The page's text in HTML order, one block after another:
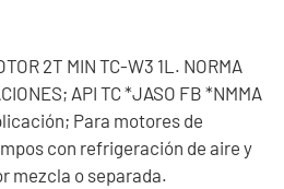
2T MIN TC-W3 1L. NORMA
API TC *JASO FB *NMMA
Para motores de
con refrigeración de aire y
mezcla o separada.